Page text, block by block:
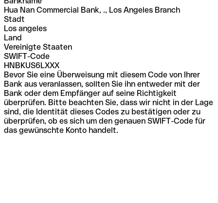
Hua Nan Commercial Bank, ., Los Angeles Branch
Stadt
Los angeles
Land
Vereinigte Staaten
SWIFT-Code
HNBKUS6LXXX
Bevor Sie eine Überweisung mit diesem Code von Ihrer
Bank aus veranlassen, sollten Sie ihn entweder mit der
Bank oder dem Empfänger auf seine Richtigkeit
überprüfen. Bitte beachten Sie, dass wir nicht in der Lage
sind, die Identität dieses Codes zu bestätigen oder zu
überprüfen, ob es sich um den genauen SWIFT-Code für
das gewünschte Konto handelt.